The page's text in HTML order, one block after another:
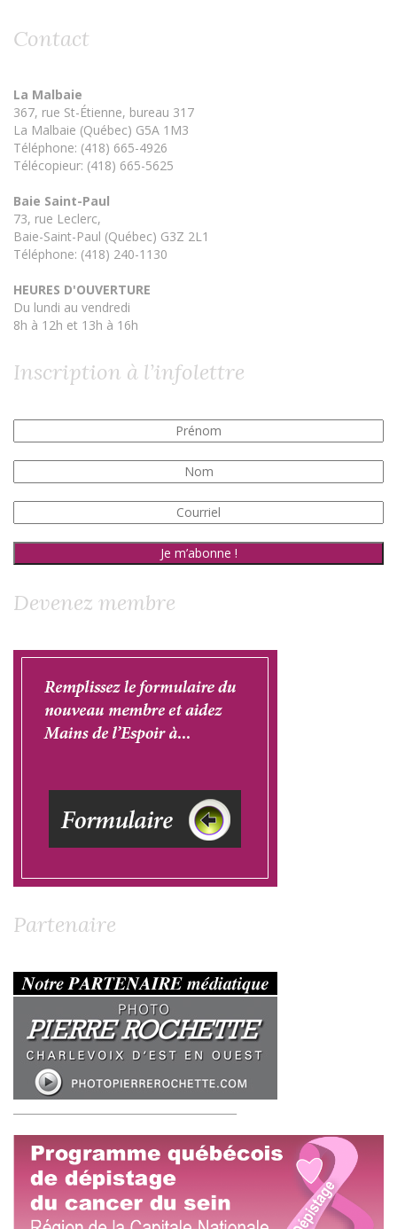
Contact
La Malbaie
367, rue St-Étienne, bureau 317
La Malbaie (Québec) G5A 1M3
Téléphone: (418) 665-4926
Télécopieur: (418) 665-5625
Baie Saint-Paul
73, rue Leclerc,
Baie-Saint-Paul (Québec) G3Z 2L1
Téléphone: (418) 240-1130
HEURES D'OUVERTURE
Du lundi au vendredi
8h à 12h et 13h à 16h
Inscription à l’infolettre
Devenez membre
Partenaire